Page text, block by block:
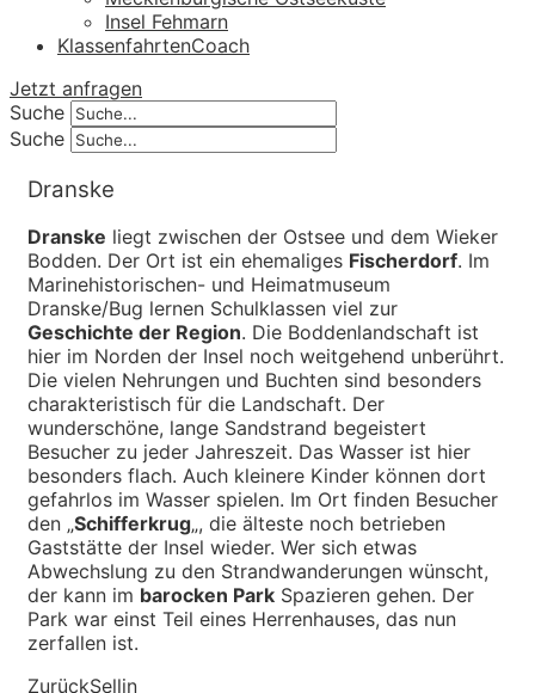
Insel Fehmarn
KlassenfahrtenCoach
Jetzt anfragen
Suche
Suche
Dranske
Dranske liegt zwischen der Ostsee und dem Wieker
Bodden. Der Ort ist ein ehemaliges Fischerdorf. Im
Marinehistorischen- und Heimatmuseum
Dranske/Bug lernen Schulklassen viel zur
Geschichte der Region. Die Boddenlandschaft ist
hier im Norden der Insel noch weitgehend unberührt.
Die vielen Nehrungen und Buchten sind besonders
charakteristisch für die Landschaft. Der
wunderschöne, lange Sandstrand begeistert
Besucher zu jeder Jahreszeit. Das Wasser ist hier
besonders flach. Auch kleinere Kinder können dort
gefahrlos im Wasser spielen. Im Ort finden Besucher
den „Schifferkrug„, die älteste noch betrieben
Gaststätte der Insel wieder. Wer sich etwas
Abwechslung zu den Strandwanderungen wünscht,
der kann im barocken Park Spazieren gehen. Der
Park war einst Teil eines Herrenhauses, das nun
zerfallen ist.
ZurückSellin